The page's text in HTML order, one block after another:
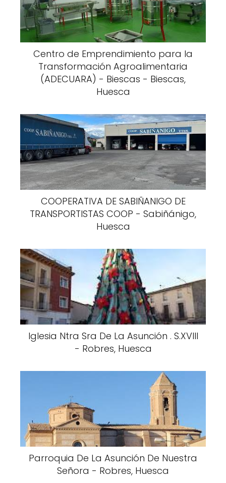
Centro de Emprendimiento para la
Transformación Agroalimentaria
(ADECUARA) - Biescas - Biescas,
Huesca
COOPERATIVA DE SABIÑANIGO DE
TRANSPORTISTAS COOP - Sabiñánigo,
Huesca
Iglesia Ntra Sra De La Asunción . S.XVIII
- Robres, Huesca
Parroquia De La Asunción De Nuestra
Señora - Robres, Huesca